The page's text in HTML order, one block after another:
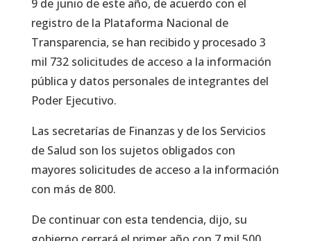
9 de junio de este año, de acuerdo con el
registro de la Plataforma Nacional de
Transparencia, se han recibido y procesado 3
mil 732 solicitudes de acceso a la información
pública y datos personales de integrantes del
Poder Ejecutivo.
Las secretarías de Finanzas y de los Servicios
de Salud son los sujetos obligados con
mayores solicitudes de acceso a la información
con más de 800.
De continuar con esta tendencia, dijo, su